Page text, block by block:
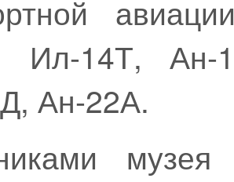
Ил-14Т, Ан-
Ан-22А.
музея